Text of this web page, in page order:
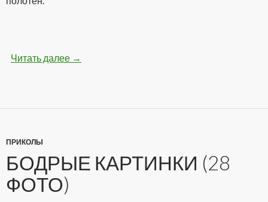
Читать далее Самая необычная выставка картин для
→
ПРИКОЛЫ
БОДРЫЕ КАРТИНКИ (28
ФОТО)